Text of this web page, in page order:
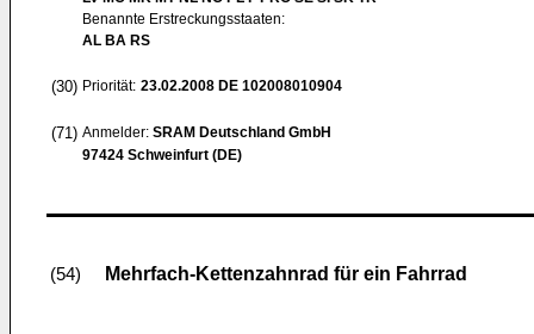
Benannte Erstreckungsstaaten:
AL BA RS
(30) Priorität: 23.02.2008 DE 102008010904
(71) Anmelder: SRAM Deutschland GmbH
97424 Schweinfurt (DE)
(54) Mehrfach-Kettenzahnrad für ein Fahrrad